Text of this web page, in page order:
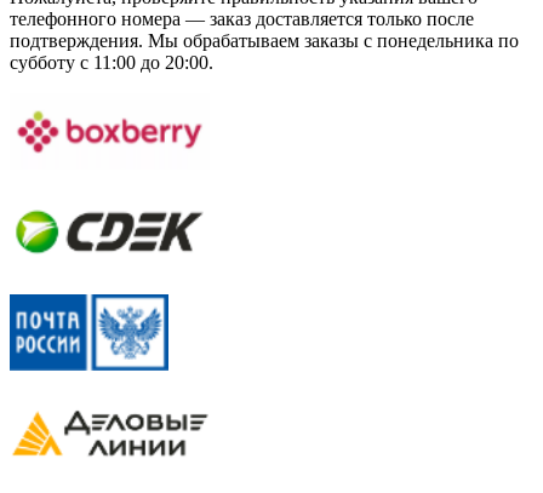
телефонного номера — заказ доставляется только после
подтверждения. Мы обрабатываем заказы с понедельника по
субботу с 11:00 до 20:00.